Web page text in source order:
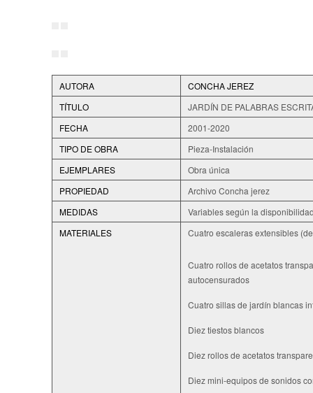
AUTORA
CONCHA JEREZ
TÍTULO
JARDÍN DE PALABRAS
FECHA
2001-2020
TIPO DE OBRA
Pieza-Instalación
EJEMPLARES
Obra única
PROPIEDAD
Archivo Concha jerez
MEDIDAS
Variables según la
MATERIALES
Cuatro escaleras extensibles
Cuatro rollos de acetatos
autocensurados
Cuatro sillas de jardín blancas
Diez tiestos blancos
Diez rollos de acetatos
Diez mini-equipos de sonidos